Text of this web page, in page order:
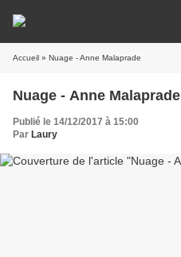
Accueil » Nuage - Anne Malaprade
Nuage - Anne Malaprade
Publié le 14/12/2017 à 15:00
Par Laury